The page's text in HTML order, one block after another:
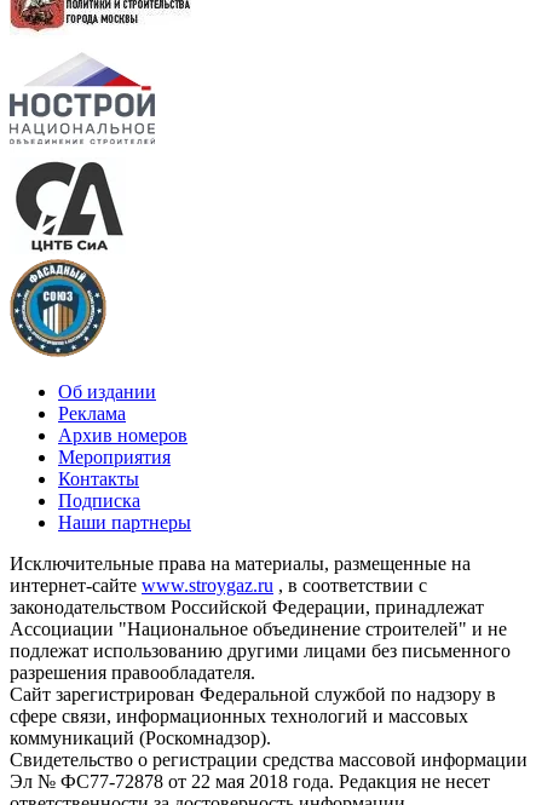
Об издании
Реклама
Архив номеров
Мероприятия
Контакты
Подписка
Наши партнеры
Исключительные права на материалы, размещенные на
интернет-сайте www.stroygaz.ru , в соответствии с
законодательством Российской Федерации, принадлежат
Ассоциации "Национальное объединение строителей" и не
подлежат использованию другими лицами без письменного
разрешения правообладателя.
Сайт зарегистрирован Федеральной службой по надзору в
сфере связи, информационных технологий и массовых
коммуникаций (Роскомнадзор).
Свидетельство о регистрации средства массовой информации
Эл № ФС77-72878 от 22 мая 2018 года. Редакция не несет